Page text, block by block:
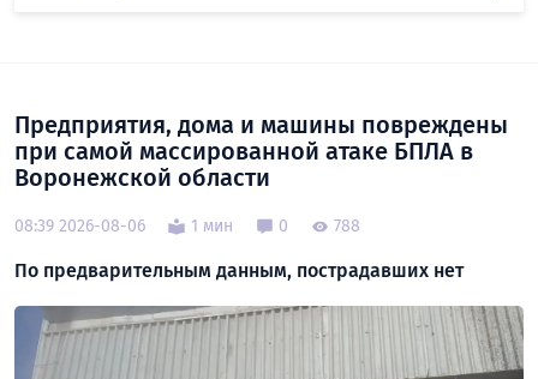
Предприятия, дома и машины повреждены
при самой массированной атаке БПЛА в
Воронежской области
08:39 2026-08-06 1 мин 0 788
По предварительным данным, пострадавших нет